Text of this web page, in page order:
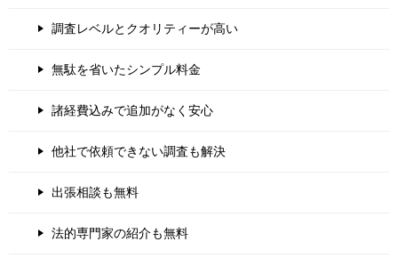
調査レベルとクオリティーが高い
無駄を省いたシンプル料金
諸経費込みで追加がなく安心
他社で依頼できない調査も解決
出張相談も無料
法的専門家の紹介も無料